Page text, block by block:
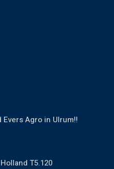
Evers Agro in Ulrum!!
T5.120